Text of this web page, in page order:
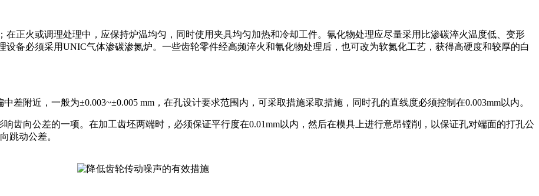
正火或调理处理中，应保持炉温均匀，同时使用夹具均匀加热和冷却工件。氰化物处理应尽量采用比渗碳淬火温度低、变形
备必须采用UNIC气体渗碳渗氮炉。一些齿轮零件经高频淬火和氰化物处理后，也可改为软氮化工艺，获得高硬度和较厚的白
差附近，一般为±0.003~±0.005 mm，在孔设计要求范围内，可采取措施采取措施，同时孔的直线度必须控制在0.003mm以内。
齿向公差的一项。在加工齿坯两端时，必须保证平行度在0.01mm以内，然后在模具上进行意昂镗削，以保证孔对端面的打孔公
跳动公差。